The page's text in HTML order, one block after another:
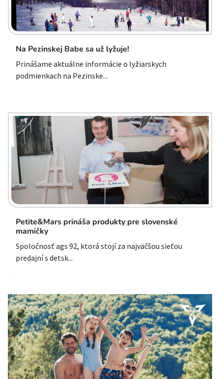
Na Pezinskej Babe sa už lyžuje!
Prinášame aktuálne informácie o lyžiarskych
podmienkach na Pezinske...
Petite&Mars prináša produkty pre slovenské
mamičky
Spoločnosť ags 92, ktorá stojí za najväčšou sieťou
predajní s detsk...